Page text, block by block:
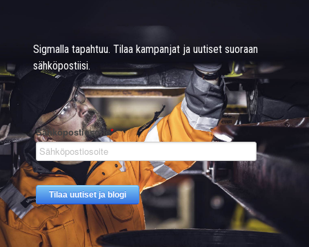
Sigmalla tapahtuu. Tilaa kampanjat ja uutiset suoraan
sähköpostiisi.